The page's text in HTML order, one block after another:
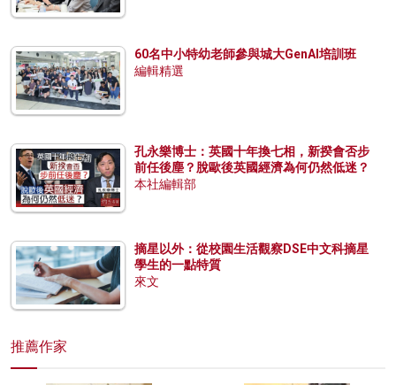
60名中小特幼老師參與城大GenAI培訓班
編輯精選
孔永樂博士：英國十年換七相，新揆會否步
前任後塵？脫歐後英國經濟為何仍然低迷？
本社編輯部
摘星以外：從校園生活觀察DSE中文科摘星
學生的一點特質
來文
推薦作家